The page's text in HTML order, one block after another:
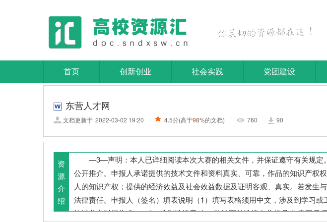
首页 创新创业 社会实践 党团建设
东营人才网
文档更新于 2022-03-02 19:20 4.5分(高于98%的文档) 760 90
资
源
介
绍
—3—声明：本人已详细阅读本次大赛的相关文件，并保证遵守有关规定
公开推介。申报人承诺提供的技术文件和资料真实、可靠，作品的知识产权
人的知识产权；提供的经济效益及社会效益数据及证明客观、真实。若发生
法律责任。申报人（签名）填表说明（1）填写表格须用中文，涉及到学习
均以北京时间为准；（2）性别选填男/女。政治面貌选填中共党员/共青团员